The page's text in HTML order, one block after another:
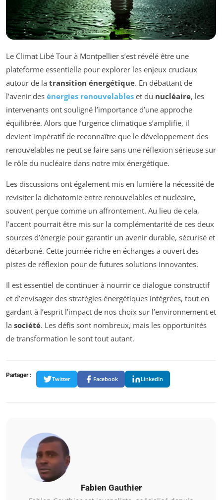
Le Climat Libé Tour à Montpellier s’est révélé être une
plateforme essentielle pour explorer les enjeux cruciaux
autour de la transition énergétique. En débattant de
l’avenir des énergies renouvelables et du nucléaire, les
intervenants ont souligné l’importance d’une approche
équilibrée. Alors que l’urgence climatique s’amplifie, il
devient impératif de reconnaître que le développement des
renouvelables ne peut se faire sans une réflexion sérieuse sur
le rôle du nucléaire dans notre mix énergétique.
Les discussions ont également mis en lumière la nécessité de
revisiter la dichotomie entre renouvelables et nucléaire,
souvent perçue comme un affrontement. Au lieu de cela,
l’accent pourrait être mis sur la complémentarité de ces deux
sources d’énergie pour garantir un avenir durable, sécurisé et
décarboné. Cette journée riche en échanges a ouvert des
pistes de réflexion pour de futures solutions innovantes.
Il est essentiel de continuer à nourrir ce dialogue constructif
et d’envisager des stratégies énergétiques intégrées, tout en
gardant à l’esprit l’impact de nos choix sur l’environnement et
la société. Les défis sont nombreux, mais les opportunités
de transformation le sont tout autant.
Partager :
Twitter Facebook LinkedIn
Fabien Gauthier